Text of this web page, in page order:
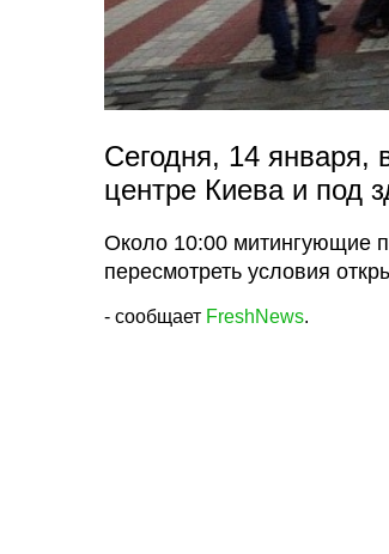
Сегодня, 14 января,
центре Киева и под
Около 10:00 митингующие
пересмотреть условия
- сообщает FreshNews.